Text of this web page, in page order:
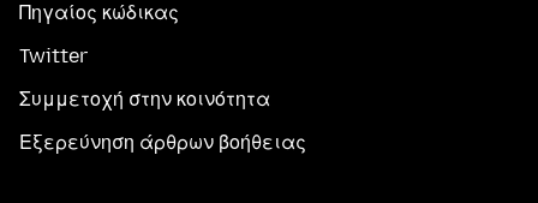
Πηγαίος κώδικας
Twitter
Συμμετοχή στην κοινότητα
Εξερεύνηση άρθρων βοήθειας